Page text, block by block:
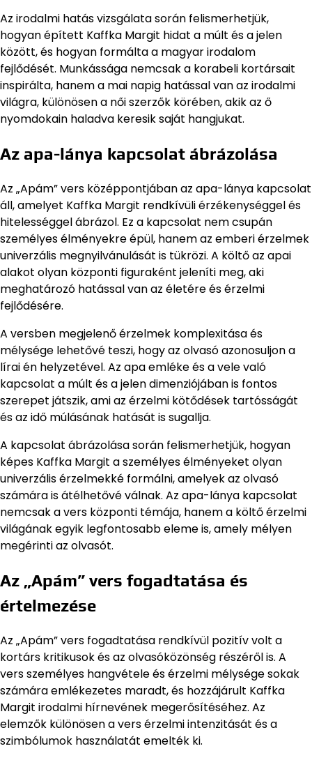
Az irodalmi hatás vizsgálata során felismerhetjük,
hogyan épített Kaffka Margit hidat a múlt és a jelen
között, és hogyan formálta a magyar irodalom
fejlődését. Munkássága nemcsak a korabeli kortársait
inspirálta, hanem a mai napig hatással van az irodalmi
világra, különösen a női szerzők körében, akik az ő
nyomdokain haladva keresik saját hangjukat.
Az apa-lánya kapcsolat ábrázolása
Az „Apám” vers középpontjában az apa-lánya kapcsolat
áll, amelyet Kaffka Margit rendkívüli érzékenységgel és
hitelességgel ábrázol. Ez a kapcsolat nem csupán
személyes élményekre épül, hanem az emberi érzelmek
univerzális megnyilvánulását is tükrözi. A költő az apai
alakot olyan központi figuraként jeleníti meg, aki
meghatározó hatással van az életére és érzelmi
fejlődésére.
A versben megjelenő érzelmek komplexitása és
mélysége lehetővé teszi, hogy az olvasó azonosuljon a
lírai én helyzetével. Az apa emléke és a vele való
kapcsolat a múlt és a jelen dimenziójában is fontos
szerepet játszik, ami az érzelmi kötődések tartósságát
és az idő múlásának hatását is sugallja.
A kapcsolat ábrázolása során felismerhetjük, hogyan
képes Kaffka Margit a személyes élményeket olyan
univerzális érzelmekké formálni, amelyek az olvasó
számára is átélhetővé válnak. Az apa-lánya kapcsolat
nemcsak a vers központi témája, hanem a költő érzelmi
világának egyik legfontosabb eleme is, amely mélyen
megérinti az olvasót.
Az „Apám” vers fogadtatása és
értelmezése
Az „Apám” vers fogadtatása rendkívül pozitív volt a
kortárs kritikusok és az olvasóközönség részéről is. A
vers személyes hangvétele és érzelmi mélysége sokak
számára emlékezetes maradt, és hozzájárult Kaffka
Margit irodalmi hírnevének megerősítéséhez. Az
elemzők különösen a vers érzelmi intenzitását és a
szimbólumok használatát emelték ki.